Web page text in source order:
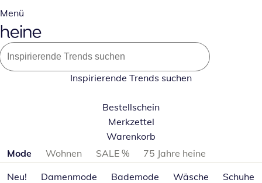
Menü
Inspirierende Trends suchen
Bestellschein
Merkzettel
Warenkorb
Produktkategorien überspringen
Mode Wohnen SALE %
75 Jahre heine
Neu!
Damenmode Bademode Wäsche Schuhe